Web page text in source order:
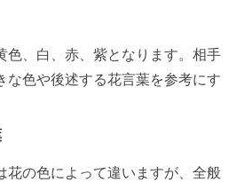
色、白、赤、紫となります。相手
な色や後述する花言葉を参考にす
花の色によって違いますが、全般